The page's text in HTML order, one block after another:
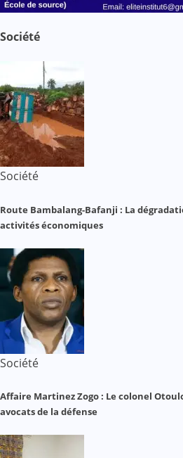
Société
Société
Route Bambalang-Bafanji : La
activités économiques
Société
Affaire Martinez Zogo : Le colonel
avocats de la défense